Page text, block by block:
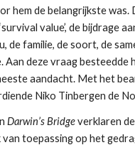
hem de belangrijkste was.
value’, de bijdrage
de familie, de soort, de
Aan deze vraag besteedde
aandacht. Met het
Niko Tinbergen de
Darwin’s Bridge verklaren
toepassing op het